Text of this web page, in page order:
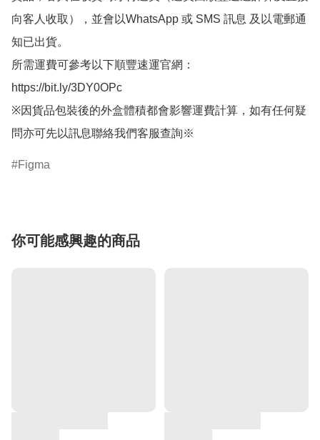
向客人收取），並會以WhatsApp 或 SMS 訊息 及以電郵通
知已出貨。
所需運費可參考以下順豐速運官網：
https://bit.ly/3DY0OPc
※因貨品包裝後的外盒體積都會影響運費計算，如有任何疑
問亦可先以訊息聯絡我們客服查詢※
Figma
你可能感興趣的商品